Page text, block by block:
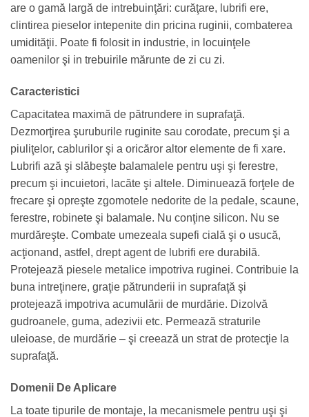
are o gamă largă de intrebuinţări: curăţare, lubrifi ere,
clintirea pieselor intepenite din pricina ruginii, combaterea
umidităţii. Poate fi folosit in industrie, in locuinţele
oamenilor şi in trebuirile mărunte de zi cu zi.
Caracteristici
Capacitatea maximă de pătrundere in suprafaţă.
Dezmorţirea şuruburile ruginite sau corodate, precum şi a
piuliţelor, cablurilor şi a oricăror altor elemente de fi xare.
Lubrifi ază şi slăbeşte balamalele pentru uşi şi ferestre,
precum şi incuietori, lacăte şi altele. Diminuează forţele de
frecare şi opreşte zgomotele nedorite de la pedale, scaune,
ferestre, robinete şi balamale. Nu conţine silicon. Nu se
murdăreşte. Combate umezeala supefi cială şi o usucă,
acţionand, astfel, drept agent de lubrifi ere durabilă.
Protejează piesele metalice impotriva ruginei. Contribuie la
buna intreţinere, graţie pătrunderii in suprafaţă şi
protejează impotriva acumulării de murdărie. Dizolvă
gudroanele, guma, adezivii etc. Permează straturile
uleioase, de murdărie – şi creează un strat de protecţie la
suprafaţă.
Domenii De Aplicare
La toate tipurile de montaje, la mecanismele pentru uşi şi